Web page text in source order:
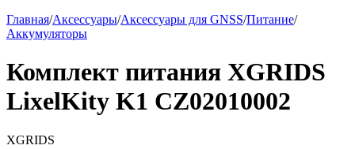
Главная/Аксессуары/Аксессуары для GNSS/Питание/
Аккумуляторы
Комплект питания XGRIDS
LixelKity K1 CZ02010002
XGRIDS